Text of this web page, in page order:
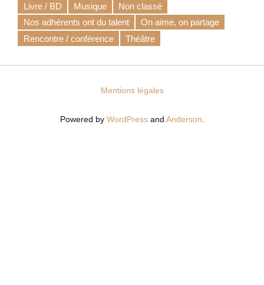
Livre / BD
Musique
Non classé
Nos adhérents ont du talent
On aime, on partage
Rencontre / conférence
Théâtre
Mentions légales
Powered by WordPressand Anderson.